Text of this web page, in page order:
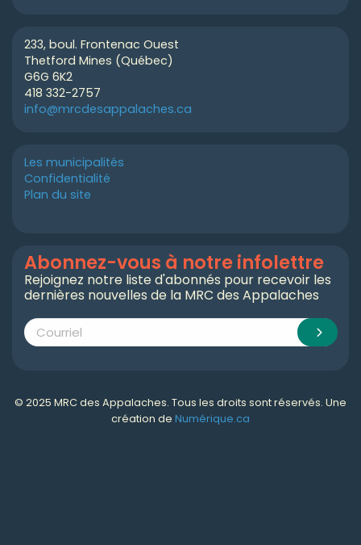
233, boul. Frontenac Ouest
Thetford Mines (Québec)
G6G 6K2
418 332-2757
info@mrcdesappalaches.ca
Les municipalités
Confidentialité
Plan du site
Abonnez-vous à notre infolettre
Rejoignez notre liste d'abonnés pour recevoir les
dernières nouvelles de la MRC des Appalaches
© 2025 MRC des Appalaches. Tous les droits sont réservés. Une
création de Numérique.ca